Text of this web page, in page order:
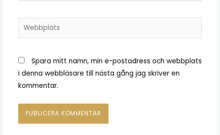
Spara mitt namn, min e-postadress och webbplats
i denna webbläsare till nästa gång jag skriver en
kommentar.